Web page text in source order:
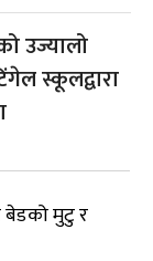
उज्यालो
स्कूलद्वारा
बेडको मुटु र